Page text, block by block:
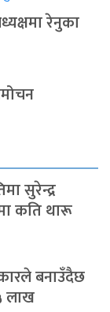
रेनुका
सुरेन्द्र
कति थारू
बनाउँदैछ
लाख